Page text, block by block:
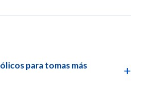
para tomas más
+